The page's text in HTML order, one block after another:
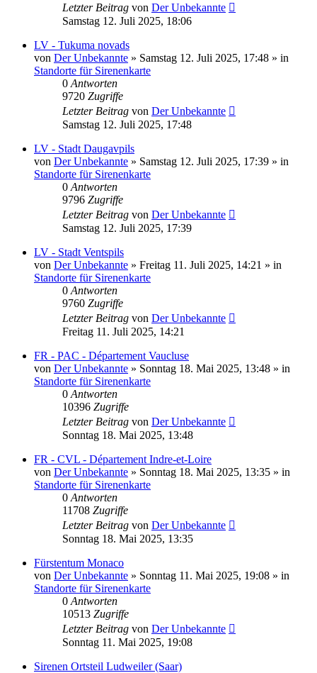
Letzter Beitrag von Der Unbekannte
Samstag 12. Juli 2025, 18:06
LV - Tukuma novads
von Der Unbekannte » Samstag 12. Juli 2025, 17:48 » in
Standorte für Sirenenkarte
0 Antworten
9720 Zugriffe
Letzter Beitrag von Der Unbekannte
Samstag 12. Juli 2025, 17:48
LV - Stadt Daugavpils
von Der Unbekannte » Samstag 12. Juli 2025, 17:39 » in
Standorte für Sirenenkarte
0 Antworten
9796 Zugriffe
Letzter Beitrag von Der Unbekannte
Samstag 12. Juli 2025, 17:39
LV - Stadt Ventspils
von Der Unbekannte » Freitag 11. Juli 2025, 14:21 » in
Standorte für Sirenenkarte
0 Antworten
9760 Zugriffe
Letzter Beitrag von Der Unbekannte
Freitag 11. Juli 2025, 14:21
FR - PAC - Département Vaucluse
von Der Unbekannte » Sonntag 18. Mai 2025, 13:48 » in
Standorte für Sirenenkarte
0 Antworten
10396 Zugriffe
Letzter Beitrag von Der Unbekannte
Sonntag 18. Mai 2025, 13:48
FR - CVL - Département Indre-et-Loire
von Der Unbekannte » Sonntag 18. Mai 2025, 13:35 » in
Standorte für Sirenenkarte
0 Antworten
11708 Zugriffe
Letzter Beitrag von Der Unbekannte
Sonntag 18. Mai 2025, 13:35
Fürstentum Monaco
von Der Unbekannte » Sonntag 11. Mai 2025, 19:08 » in
Standorte für Sirenenkarte
0 Antworten
10513 Zugriffe
Letzter Beitrag von Der Unbekannte
Sonntag 11. Mai 2025, 19:08
Sirenen Ortsteil Ludweiler (Saar)